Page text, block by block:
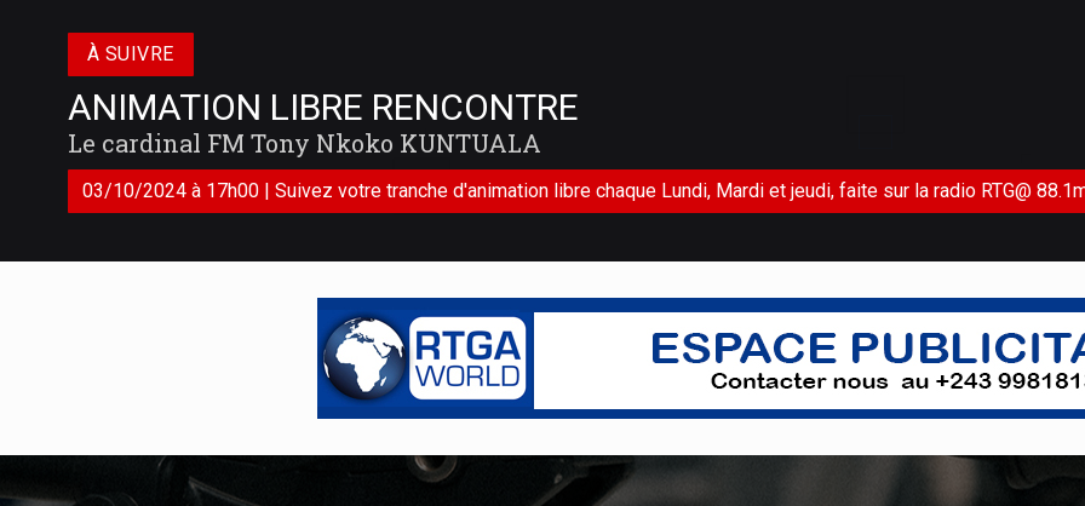
À SUIVRE
ANIMATION LIBRE RENCONTRE
Le cardinal FM Tony Nkoko KUNTUALA
03/10/2024 à 17h00 | Suivez votre tranche d'animation libre chaque Lundi, Mardi et jeudi, faite sur la radio RTG@